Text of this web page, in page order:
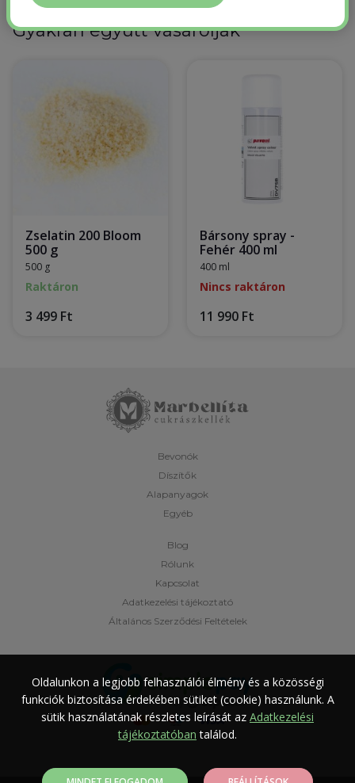
Gyakran együtt vásárolják
Zselatin 200 Bloom
500 g
500 g
Raktáron
3 499 Ft
Bársony spray -
Fehér 400 ml
400 ml
Nincs raktáron
11 990 Ft
Oldalunkon a legjobb felhasználói élmény és a közösségi
funkciók biztosítása érdekében sütiket (cookie) használunk. A
sütik használatának részletes leírását az Adatkezelési
tájékoztatóban találod.
Bevonók
Díszítők
Alapanyagok
Egyéb
Blog
Rólunk
Kapcsolat
Adatkezelési tájékoztató
Általános Szerződési Feltételek